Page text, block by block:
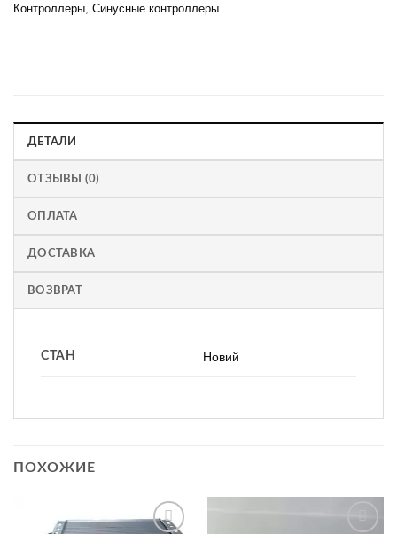
Контроллеры Синусные контроллеры
ДЕТАЛИ
ОТЗЫВЫ (0)
ОПЛАТА
ДОСТАВКА
ВОЗВРАТ
СТАН Новий
ПОХОЖИЕ